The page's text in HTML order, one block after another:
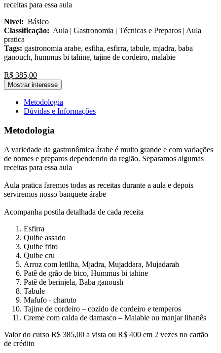
receitas para essa aula
Nível: Básico
Classificação: Aula | Gastronomia | Técnicas e Preparos | Aula
pratica
Tags: gastronomia arabe, esfiha, esfirra, tabule, mjadra, baba
ganouch, hummus bi tahine, tajine de cordeiro, malabie
R$ 385,00
Mostrar interesse
Metodologia
Dúvidas e Informações
Metodologia
A variedade da gastronômica árabe é muito grande e com variações
de nomes e preparos dependendo da região. Separamos algumas
receitas para essa aula
Aula pratica faremos todas as receitas durante a aula e depois
serviremos nosso banquete árabe
Acompanha postila detalhada de cada receita
Esfirra
Quibe assado
Quibe frito
Quibe cru
Arroz com letilha, Mjadra, Mujaddara, Mujadarah
Patê de grão de bico, Hummus bi tahine
Patê de berinjela, Baba ganoush
Tabule
Mafufo - charuto
Tajine de cordeiro – cozido de cordeiro e temperos
Creme com calda de damasco – Malabie ou manjar libanês
Valor do curso R$ 385,00 a vista ou R$ 400 em 2 vezes no cartão
de crédito